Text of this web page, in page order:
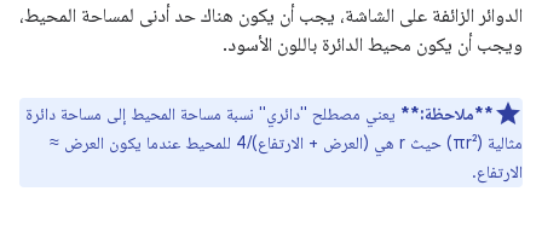
الدوائر الزائفة على الشاشة، يجب أن يكون هناك حد أدنى لمساحة المحيط،
ويجب أن يكون محيط الدائرة باللون الأسود.
**ملاحظة:** يعني مصطلح "دائري" نسبة مساحة المحيط إلى مساحة دائرة
مثالية (πr²) حيث r هي (العرض + الارتفاع)/4 للمحيط عندما يكون العرض ≈
الارتفاع.